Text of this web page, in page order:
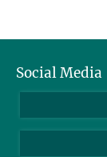
Social Media
LinkedIn